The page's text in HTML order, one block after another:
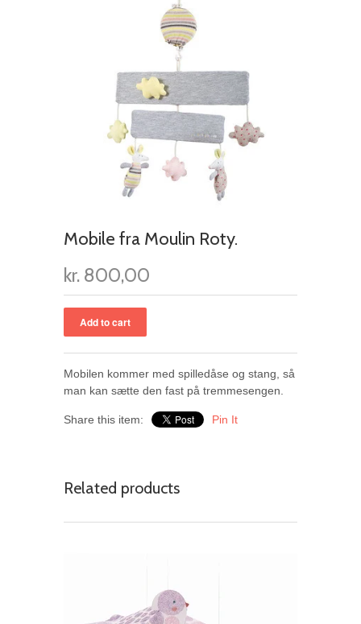
Mobile fra Moulin Roty.
kr. 800,00
Mobilen kommer med spilledåse og stang, så
man kan sætte den fast på tremmesengen.
Share this item: Pin It
Related products